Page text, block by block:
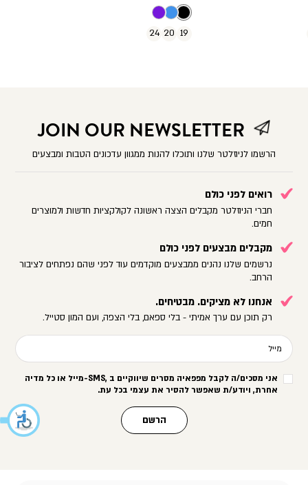
19
20
24
JOIN OUR NEWSLETTER
הרשמו לניוזלטר שלנו ותוכלו להנות ממגוון עדכונים הטבות ומבצעים
רואים לפני כולם
חברי הניוזלטר מקבלים הצצה ראשונה לקולקציות חדשות ולמוצרים
חמים.
מקבלים מבצעים לפני כולם
נרשמים שלנו נהנים ממבצעים מוקדמים עוד לפני שהם נפתחים לציבור
הרחב.
אנחנו לא מציקים. מבטיחים.
רק תוכן עם ערך אמיתי - בלי ספאם, בלי הצפה, ועם המון סטייל.
מייל
אני מסכים/ה לקבל מפפאיה מסרים שיווקיים ב -SMS,מייל או כל מדיה
אחרת, ויודע/ת שאפשר להסיר את עצמי בכל עת.
הרשם